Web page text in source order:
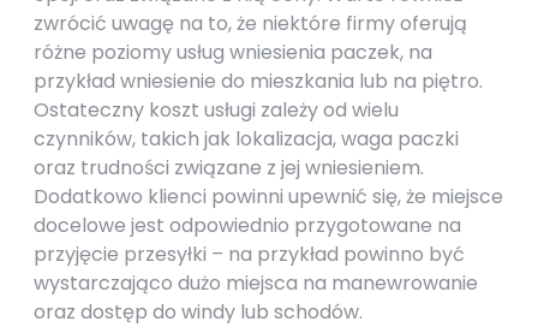
zwrócić uwagę na to, że niektóre firmy oferują
różne poziomy usług wniesienia paczek, na
przykład wniesienie do mieszkania lub na piętro.
Ostateczny koszt usługi zależy od wielu
czynników, takich jak lokalizacja, waga paczki
oraz trudności związane z jej wniesieniem.
Dodatkowo klienci powinni upewnić się, że miejsce
docelowe jest odpowiednio przygotowane na
przyjęcie przesyłki – na przykład powinno być
wystarczająco dużo miejsca na manewrowanie
oraz dostęp do windy lub schodów.